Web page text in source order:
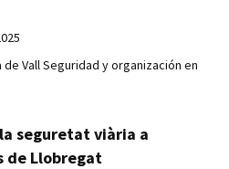
Vall Seguridad y organización en
seguretat viària a
de Llobregat